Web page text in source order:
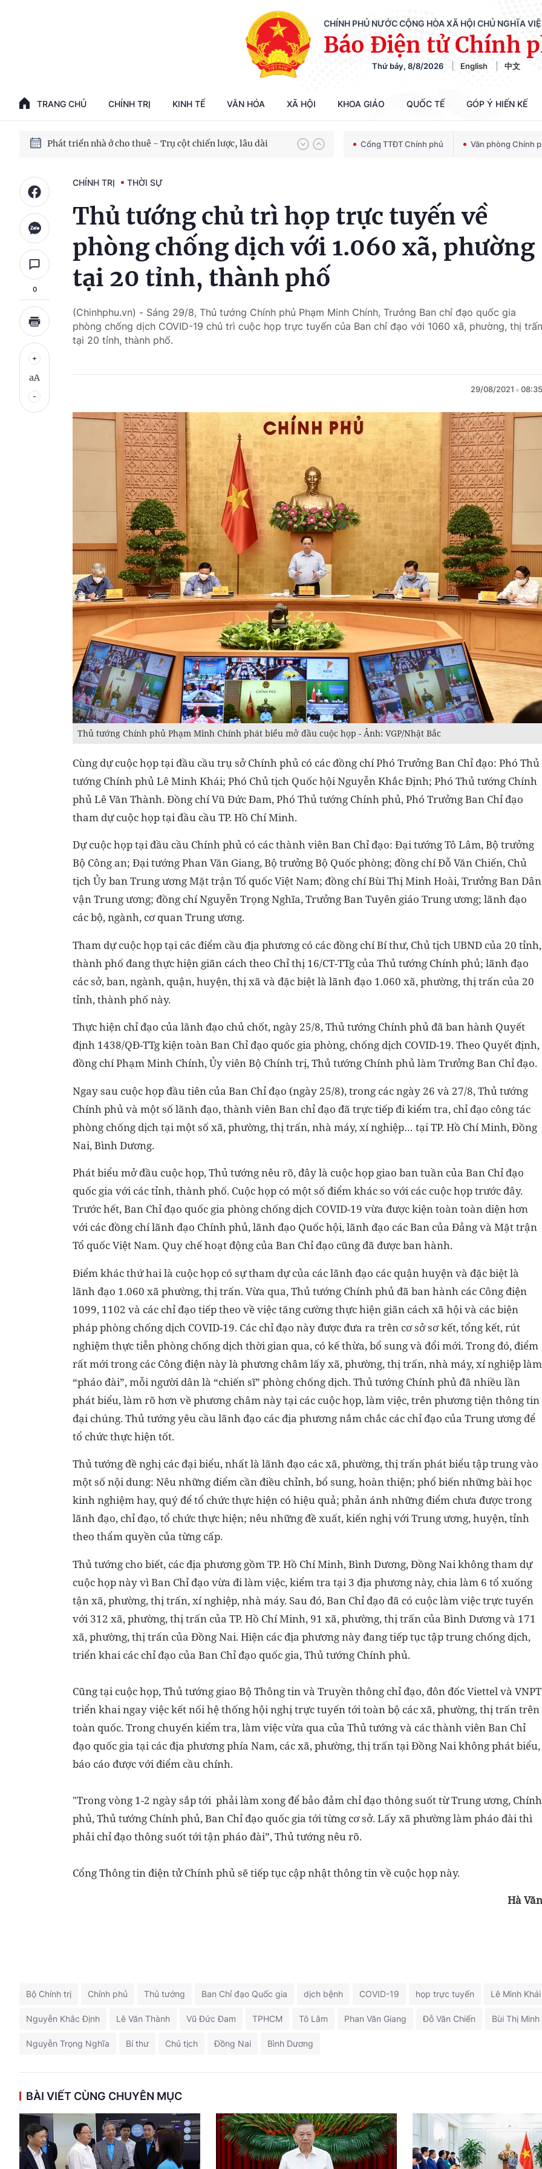
CHÍNH PHỦ NƯỚC CỘNG HÒA XÃ HỘI CHỦ NGHĨA
Báo Điện tử Chính
Thứ bảy, 8/8/2026 English 中文
TRANG CHỦ CHÍNH TRỊ KINH TẾ VĂN HÓA XÃ HỘI KHOA GIÁO QUỐC TẾ GÓP Ý HIẾN KẾ
Phát triển kinh tế nhà nước trong kỷ nguyên mới
Chiến dịch 500 ngày đêm tìm kiếm, quy tập và xác định danh tính hài cốt liệt sĩ
Bảo vệ nền tảng tư tưởng của Đảng trong kỷ nguyên phát triển mới
Phát triển nhà ở cho thuê - Trụ cột chiến lược, lâu dài Cổng TTĐT Chính phủ Văn phòng Chính
0
aA
CHÍNH TRỊ THỜI SỰ
Thủ tướng chủ trì họp trực tuyến về
phòng chống dịch với 1.060 xã, phường
tại 20 tỉnh, thành phố
(Chinhphu.vn) - Sáng 29/8, Thủ tướng Chính phủ Phạm Minh Chính, Trưởng Ban chỉ đạo quốc gia
phòng chống dịch COVID-19 chủ trì cuộc họp trực tuyến của Ban chỉ đạo với 1060 xã, phường, thị trấn
tại 20 tỉnh, thành phố.
29/08/2021 08:35
Thủ tướng Chính phủ Phạm Minh Chính phát biểu mở đầu cuộc họp - Ảnh: VGP/Nhật Bắc
Cùng dự cuộc họp tại đầu cầu trụ sở Chính phủ có các đồng chí Phó Trưởng Ban Chỉ đạo: Phó Thủ
tướng Chính phủ Lê Minh Khái; Phó Chủ tịch Quốc hội Nguyễn Khắc Định; Phó Thủ tướng Chính
phủ Lê Văn Thành. Đồng chí Vũ Đức Đam, Phó Thủ tướng Chính phủ, Phó Trưởng Ban Chỉ đạo
tham dự cuộc họp tại đầu cầu TP. Hồ Chí Minh.
Dự cuộc họp tại đầu cầu Chính phủ có các thành viên Ban Chỉ đạo: Đại tướng Tô Lâm, Bộ trưởng
Bộ Công an; Đại tướng Phan Văn Giang, Bộ trưởng Bộ Quốc phòng; đồng chí Đỗ Văn Chiến, Chủ
tịch Ủy ban Trung ương Mặt trận Tổ quốc Việt Nam; đồng chí Bùi Thị Minh Hoài, Trưởng Ban Dân
vận Trung ương; đồng chí Nguyễn Trọng Nghĩa, Trưởng Ban Tuyên giáo Trung ương; lãnh đạo
các bộ, ngành, cơ quan Trung ương.
Tham dự cuộc họp tại các điểm cầu địa phương có các đồng chí Bí thư, Chủ tịch UBND của 20 tỉnh,
thành phố đang thực hiện giãn cách theo Chỉ thị 16/CT-TTg của Thủ tướng Chính phủ; lãnh đạo
các sở, ban, ngành, quận, huyện, thị xã và đặc biệt là lãnh đạo 1.060 xã, phường, thị trấn của 20
tỉnh, thành phố này.
Thực hiện chỉ đạo của lãnh đạo chủ chốt, ngày 25/8, Thủ tướng Chính phủ đã ban hành Quyết
định 1438/QĐ-TTg kiện toàn Ban Chỉ đạo quốc gia phòng, chống dịch COVID-19. Theo Quyết định,
đồng chí Phạm Minh Chính, Ủy viên Bộ Chính trị, Thủ tướng Chính phủ làm Trưởng Ban Chỉ đạo.
Ngay sau cuộc họp đầu tiên của Ban Chỉ đạo (ngày 25/8), trong các ngày 26 và 27/8, Thủ tướng
Chính phủ và một số lãnh đạo, thành viên Ban chỉ đạo đã trực tiếp đi kiểm tra, chỉ đạo công tác
phòng chống dịch tại một số xã, phường, thị trấn, nhà máy, xí nghiệp… tại TP. Hồ Chí Minh, Đồng
Nai, Bình Dương.
Phát biểu mở đầu cuộc họp, Thủ tướng nêu rõ, đây là cuộc họp giao ban tuần của Ban Chỉ đạo
quốc gia với các tỉnh, thành phố. Cuộc họp có một số điểm khác so với các cuộc họp trước đây.
Trước hết, Ban Chỉ đạo quốc gia phòng chống dịch COVID-19 vừa được kiện toàn toàn diện hơn
với các đồng chí lãnh đạo Chính phủ, lãnh đạo Quốc hội, lãnh đạo các Ban của Đảng và Mặt trận
Tổ quốc Việt Nam. Quy chế hoạt động của Ban Chỉ đạo cũng đã được ban hành.
Điểm khác thứ hai là cuộc họp có sự tham dự của các lãnh đạo các quận huyện và đặc biệt là
lãnh đạo 1.060 xã phường, thị trấn. Vừa qua, Thủ tướng Chính phủ đã ban hành các Công điện
1099, 1102 và các chỉ đạo tiếp theo về việc tăng cường thực hiện giãn cách xã hội và các biện
pháp phòng chống dịch COVID-19. Các chỉ đạo này được đưa ra trên cơ sở sơ kết, tổng kết, rút
nghiệm thực tiễn phòng chống dịch thời gian qua, có kế thừa, bổ sung và đổi mới. Trong đó, điểm
rất mới trong các Công điện này là phương châm lấy xã, phường, thị trấn, nhà máy, xí nghiệp làm
“pháo đài”, mỗi người dân là “chiến sĩ” phòng chống dịch. Thủ tướng Chính phủ đã nhiều lần
phát biểu, làm rõ hơn về phương châm này tại các cuộc họp, làm việc, trên phương tiện thông tin
đại chúng. Thủ tướng yêu cầu lãnh đạo các địa phương nắm chắc các chỉ đạo của Trung ương để
tổ chức thực hiện tốt.
Thủ tướng đề nghị các đại biểu, nhất là lãnh đạo các xã, phường, thị trấn phát biểu tập trung vào
một số nội dung: Nêu những điểm cần điều chỉnh, bổ sung, hoàn thiện; phổ biến những bài học
kinh nghiệm hay, quý để tổ chức thực hiện có hiệu quả; phản ánh những điểm chưa được trong
lãnh đạo, chỉ đạo, tổ chức thực hiện; nêu những đề xuất, kiến nghị với Trung ương, huyện, tỉnh
theo thẩm quyền của từng cấp.
Thủ tướng cho biết, các địa phương gồm TP. Hồ Chí Minh, Bình Dương, Đồng Nai không tham dự
cuộc họp này vì Ban Chỉ đạo vừa đi làm việc, kiểm tra tại 3 địa phương này, chia làm 6 tổ xuống
tận xã, phường, thị trấn, xí nghiệp, nhà máy. Sau đó, Ban Chỉ đạo đã có cuộc làm việc trực tuyến
với 312 xã, phường, thị trấn của TP. Hồ Chí Minh, 91 xã, phường, thị trấn của Bình Dương và 171
xã, phường, thị trấn của Đồng Nai. Hiện các địa phương này đang tiếp tục tập trung chống dịch,
triển khai các chỉ đạo của Ban Chỉ đạo quốc gia, Thủ tướng Chính phủ.
Cũng tại cuộc họp, Thủ tướng giao Bộ Thông tin và Truyền thông chỉ đạo, đôn đốc Viettel và VNPT
triển khai ngay việc kết nối hệ thống hội nghị trực tuyến tới toàn bộ các xã, phường, thị trấn trên
toàn quốc. Trong chuyến kiểm tra, làm việc vừa qua của Thủ tướng và các thành viên Ban Chỉ
đạo quốc gia tại các địa phương phía Nam, các xã, phường, thị trấn tại Đồng Nai không phát biểu,
báo cáo được với điểm cầu chính.
"Trong vòng 1-2 ngày sắp tới phải làm xong để bảo đảm chỉ đạo thông suốt từ Trung ương, Chính
phủ, Thủ tướng Chính phủ, Ban Chỉ đạo quốc gia tới từng cơ sở. Lấy xã phường làm pháo đài thì
phải chỉ đạo thông suốt tới tận pháo đài”, Thủ tướng nêu rõ.
Cổng Thông tin điện tử Chính phủ sẽ tiếp tục cập nhật thông tin về cuộc họp này.
Hà Văn
Bộ Chính trị Chính phủ Thủ tướng Ban Chỉ đạo Quốc gia dịch bệnh COVID-19 họp trực tuyến Lê Minh Khái
Nguyễn Khắc Định Lê Văn Thành Vũ Đức Đam TPHCM Tô Lâm Phan Văn Giang Đỗ Văn Chiến Bùi Thị Minh
Nguyễn Trọng Nghĩa Bí thư Chủ tịch Đồng Nai Bình Dương
BÀI VIẾT CÙNG CHUYÊN MỤC